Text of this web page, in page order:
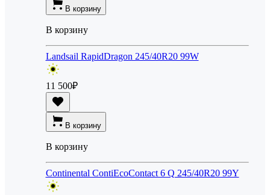
В корзину
В корзину
Landsail RapidDragon 245/40R20 99W
11 500₽
В корзину
В корзину
Continental ContiEcoContact 6 Q 245/40R20 99Y